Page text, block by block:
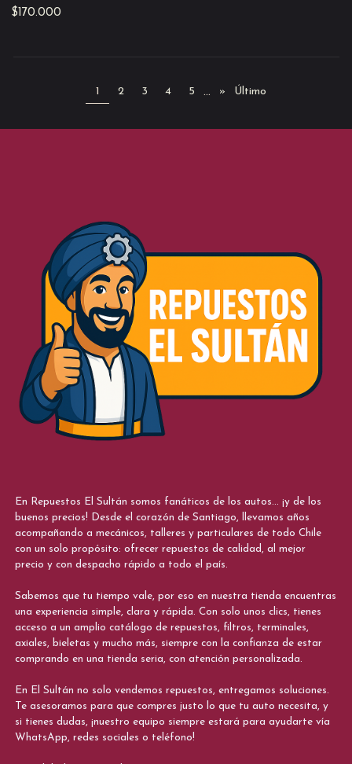
$170.000
1 2 3 4 5 ... » Último
En Repuestos El Sultán somos fanáticos de los autos... ¡y de los
buenos precios! Desde el corazón de Santiago, llevamos años
acompañando a mecánicos, talleres y particulares de todo Chile
con un solo propósito: ofrecer repuestos de calidad, al mejor
precio y con despacho rápido a todo el país.
Sabemos que tu tiempo vale, por eso en nuestra tienda encuentras
una experiencia simple, clara y rápida. Con solo unos clics, tienes
acceso a un amplio catálogo de repuestos, filtros, terminales,
axiales, bieletas y mucho más, siempre con la confianza de estar
comprando en una tienda seria, con atención personalizada.
En El Sultán no solo vendemos repuestos, entregamos soluciones.
Te asesoramos para que compres justo lo que tu auto necesita, y
si tienes dudas, ¡nuestro equipo siempre estará para ayudarte vía
WhatsApp, redes sociales o teléfono!